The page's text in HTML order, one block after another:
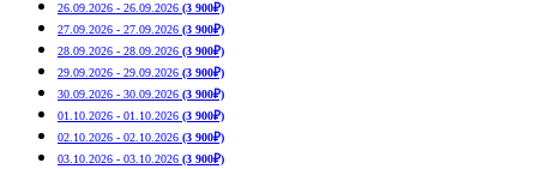
26.09.2026 - 26.09.2026 (3 900₽)
27.09.2026 - 27.09.2026 (3 900₽)
28.09.2026 - 28.09.2026 (3 900₽)
29.09.2026 - 29.09.2026 (3 900₽)
30.09.2026 - 30.09.2026 (3 900₽)
01.10.2026 - 01.10.2026 (3 900₽)
02.10.2026 - 02.10.2026 (3 900₽)
03.10.2026 - 03.10.2026 (3 900₽)